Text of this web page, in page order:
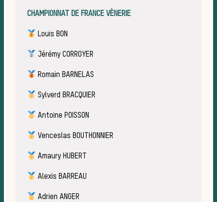
CHAMPIONNAT DE FRANCE VÈNERIE
Louis BON
Jérémy CORROYER
Romain BARNELAS
Sylverd BRACQUIER
Antoine POISSON
Venceslas BOUTHONNIER
Amaury HUBERT
Alexis BARREAU
Adrien ANGER